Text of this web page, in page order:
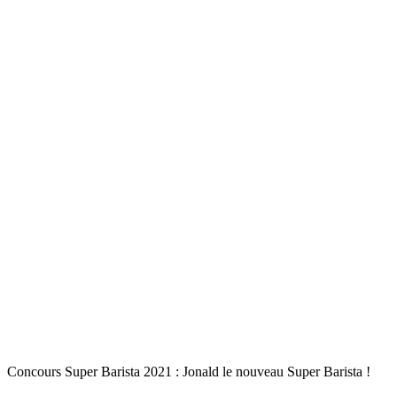
Concours Super Barista 2021 : Jonald le nouveau Super Barista !